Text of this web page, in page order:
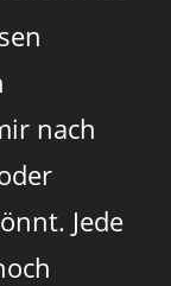
nach
Jede